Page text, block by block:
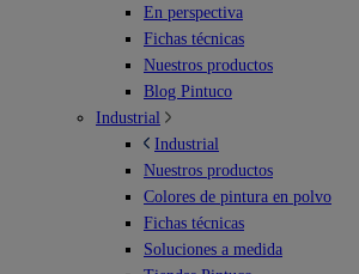
En perspectiva
Fichas técnicas
Nuestros productos
Blog Pintuco
Industrial
Industrial
Nuestros productos
Colores de pintura en polvo
Fichas técnicas
Soluciones a medida